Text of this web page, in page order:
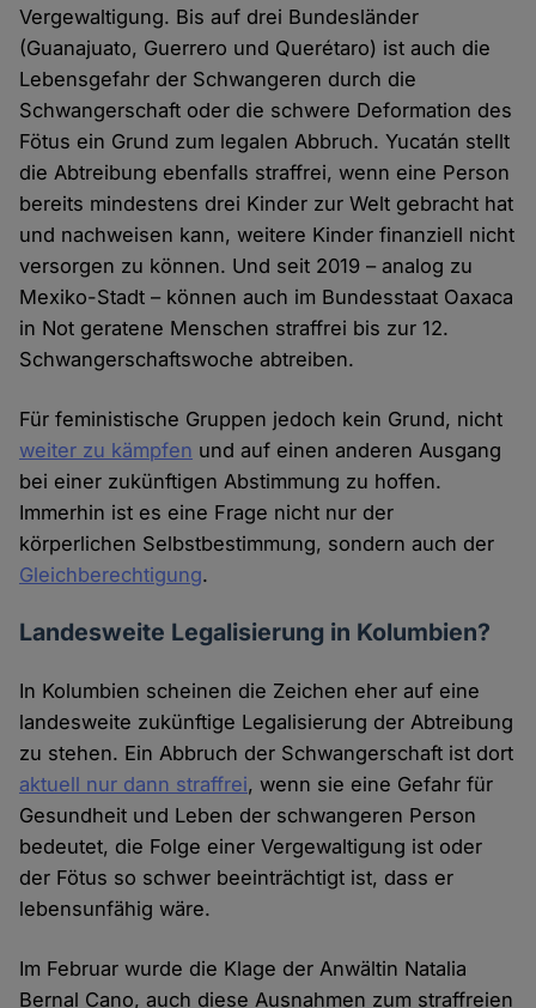
Vergewaltigung. Bis auf drei Bundesländer
(Guanajuato, Guerrero und Querétaro) ist auch die
Lebensgefahr der Schwangeren durch die
Schwangerschaft oder die schwere Deformation des
Fötus ein Grund zum legalen Abbruch. Yucatán stellt
die Abtreibung ebenfalls straffrei, wenn eine Person
bereits mindestens drei Kinder zur Welt gebracht hat
und nachweisen kann, weitere Kinder finanziell nicht
versorgen zu können. Und seit 2019 – analog zu
Mexiko-Stadt – können auch im Bundesstaat Oaxaca
in Not geratene Menschen straffrei bis zur 12.
Schwangerschaftswoche abtreiben.
Für feministische Gruppen jedoch kein Grund, nicht
weiter zu kämpfen und auf einen anderen Ausgang
bei einer zukünftigen Abstimmung zu hoffen.
Immerhin ist es eine Frage nicht nur der
körperlichen Selbstbestimmung, sondern auch der
Gleichberechtigung.
Landesweite Legalisierung in Kolumbien?
In Kolumbien scheinen die Zeichen eher auf eine
landesweite zukünftige Legalisierung der Abtreibung
zu stehen. Ein Abbruch der Schwangerschaft ist dort
aktuell nur dann straffrei, wenn sie eine Gefahr für
Gesundheit und Leben der schwangeren Person
bedeutet, die Folge einer Vergewaltigung ist oder
der Fötus so schwer beeinträchtigt ist, dass er
lebensunfähig wäre.
Im Februar wurde die Klage der Anwältin Natalia
Bernal Cano, auch diese Ausnahmen zum straffreien